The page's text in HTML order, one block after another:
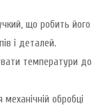
що робить його
і деталей.
температури до
обробці